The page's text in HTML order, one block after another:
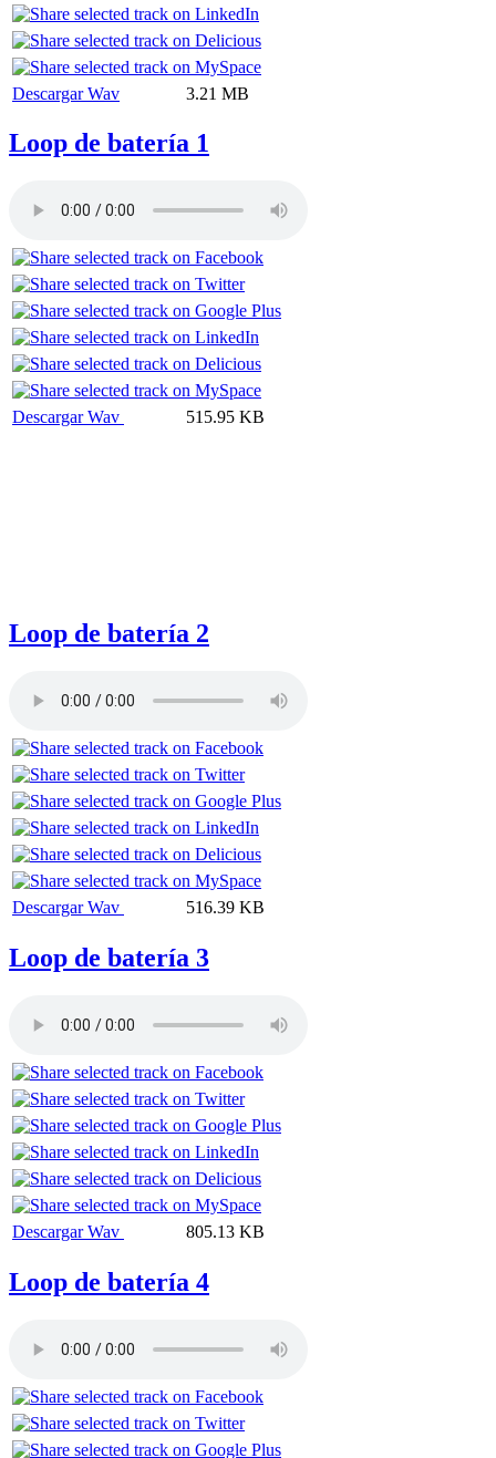
Descargar Wav 3.21 MB
Loop de batería 1
Descargar Wav 515.95 KB
Loop de batería 2
Descargar Wav 516.39 KB
Loop de batería 3
Descargar Wav 805.13 KB
Loop de batería 4